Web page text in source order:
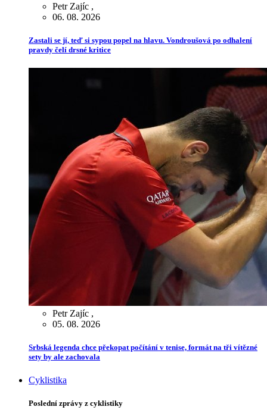
Petr Zajíc ,
06. 08. 2026
Zastali se jí, teď si sypou popel na hlavu. Vondroušová po odhalení
pravdy čelí drsné kritice
Petr Zajíc ,
05. 08. 2026
Srbská legenda chce překopat počítání v tenise, formát na tři vítězné
sety by ale zachovala
Cyklistika
Poslední zprávy z cyklistiky